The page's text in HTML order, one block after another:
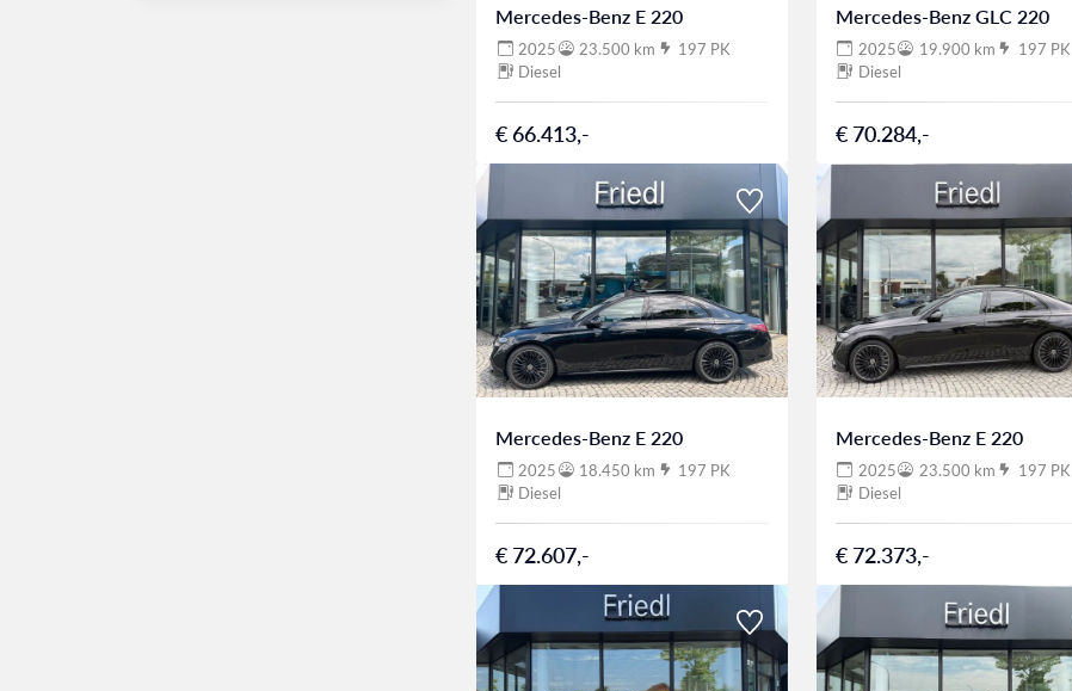
Mercedes-Benz E 220
2025 23.500 km
197 PK
Diesel
€ 66.413,-
Mercedes-Benz GLC 220
2025 19.900 km
197 PK
Diesel
€ 70.284,-
Mercedes-Benz E 220
2025 18.450 km
197 PK
Diesel
€ 72.607,-
Mercedes-Benz E 220
2025 23.500 km
197 PK
Diesel
€ 72.373,-